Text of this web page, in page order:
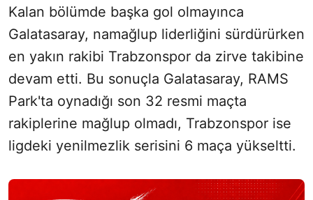
Kalan bölümde başka gol olmayınca
Galatasaray, namağlup liderliğini sürdürürken
en yakın rakibi Trabzonspor da zirve takibine
devam etti. Bu sonuçla Galatasaray, RAMS
Park'ta oynadığı son 32 resmi maçta
rakiplerine mağlup olmadı, Trabzonspor ise
ligdeki yenilmezlik serisini 6 maça yükseltti.